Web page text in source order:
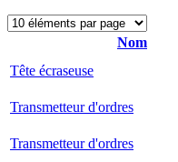
Nom
Tête écraseuse
Transmetteur d'ordres
Transmetteur d'ordres